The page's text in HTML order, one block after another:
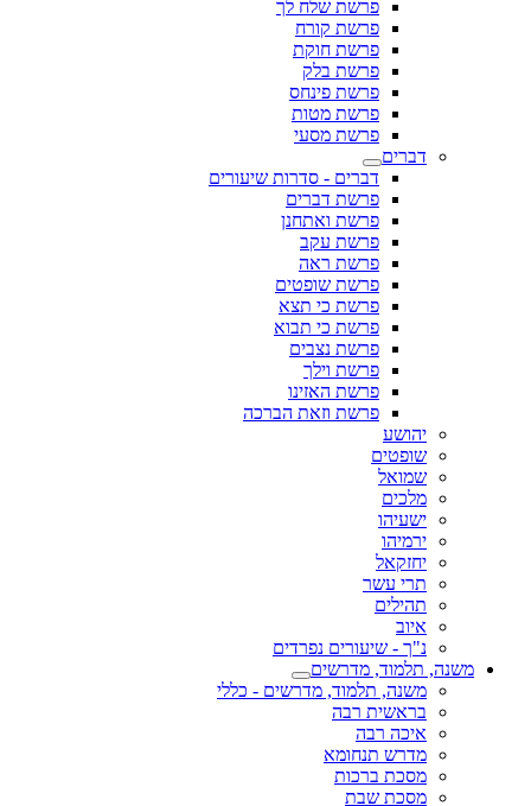
פרשת שלח לך
פרשת קורח
פרשת חוקת
פרשת בלק
פרשת פינחס
פרשת מטות
פרשת מסעי
דברים
דברים - סדרות שיעורים
פרשת דברים
פרשת ואתחנן
פרשת עקב
פרשת ראה
פרשת שופטים
פרשת כי תצא
פרשת כי תבוא
פרשת נצבים
פרשת וילך
פרשת האזינו
פרשת וזאת הברכה
יהושע
שופטים
שמואל
מלכים
ישעיהו
ירמיהו
יחזקאל
תרי עשר
תהילים
איוב
נ"ך - שיעורים נפרדים
משנה, תלמוד, מדרשים
משנה, תלמוד, מדרשים - כללי
בראשית רבה
איכה רבה
מדרש תנחומא
מסכת ברכות
מסכת שבת